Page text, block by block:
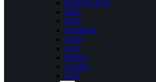
Deutsche Post
DHL
DPD
Dynalogic
Fedex
GLS
PostNL
Trunkrs
UPS